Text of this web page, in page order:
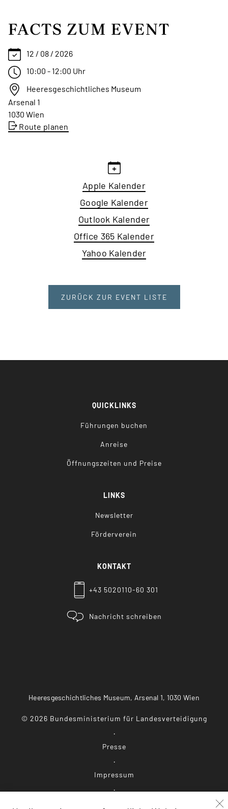
FACTS ZUM EVENT
12 / 08 / 2026
10:00 - 12:00 Uhr
Heeresgeschichtliches Museum
Arsenal 1
1030 Wien
Route planen
Apple Kalender
Google Kalender
Outlook Kalender
Office 365 Kalender
Yahoo Kalender
ZURÜCK ZUR EVENT LISTE
QUICKLINKS
Führungen buchen
Anreise
Öffnungszeiten und Preise
LINKS
Newsletter
Förderverein
KONTAKT
+43 5020110-60 301
Nachricht schreiben
Heeresgeschichtliches Museum, Arsenal 1, 1030 Wien
© 2026 Bundesministerium für Landesverteidigung
Presse
Impressum